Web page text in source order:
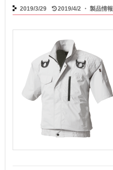
2019/3/29 2019/4/2 ・製品情報